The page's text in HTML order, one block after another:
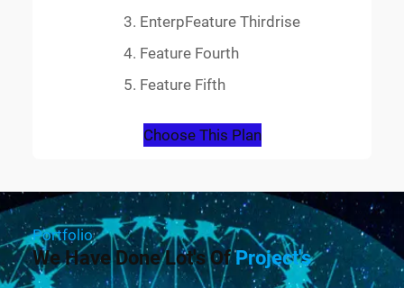
EnterpFeature Thirdrise
Feature Fourth
Feature Fifth
Choose This Plan
Portfolio
We Have Done Lot's OfProject's